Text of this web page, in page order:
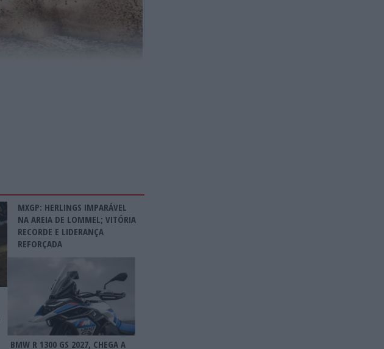
MXGP: HERLINGS IMPARÁVEL
NA AREIA DE LOMMEL; VITÓRIA
RECORDE E LIDERANÇA
REFORÇADA
BMW R 1300 GS 2027, CHEGA A